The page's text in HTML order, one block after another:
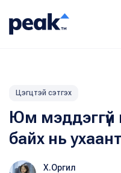
Цэгцтэй сэтгэх
Юм мэддэггүй
байх нь
Х.Оргил